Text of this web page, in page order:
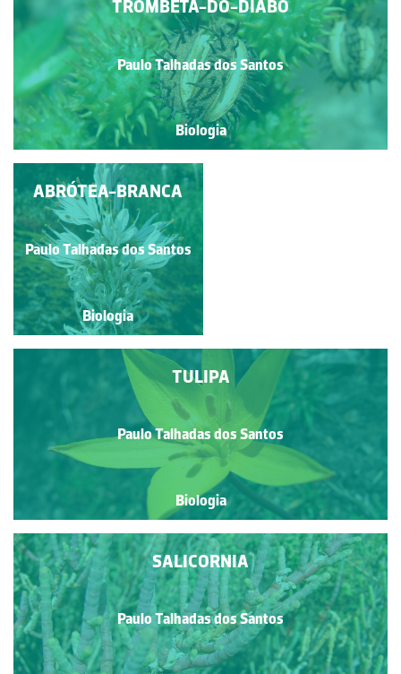
TROMBETA-DO-DIABO
Paulo Talhadas dos Santos
Biologia
CARQUEJA
Paulo Talhadas dos Santos
Biologia
TULIPA
Paulo Talhadas dos Santos
Biologia
SALICORNIA
Paulo Talhadas dos Santos
ABRÓTEA-BRANCA
Paulo Talhadas dos Santos
Biologia